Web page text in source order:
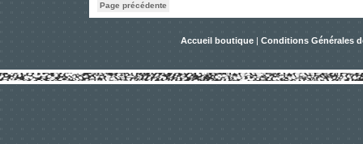
Page précédente
Accueil boutique | Conditions Générales